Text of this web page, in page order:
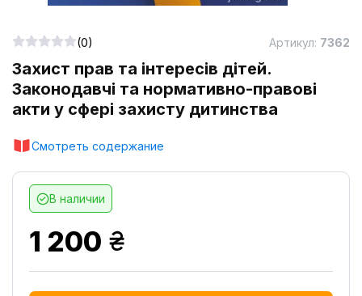
Захист прав та інтересів дітей.
Законодавчі та нормативно-правові
акти у сфері захисту дитинства
Смотреть содержание
(0) Артикул: 7362
В наличии
1 200 грн.